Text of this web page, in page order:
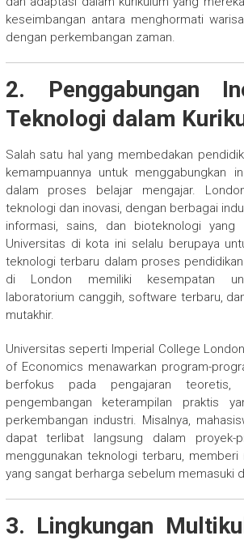
keseimbangan antara menghormati
dengan perkembangan zaman.
2. Penggabungan
Teknologi dalam
Salah satu hal yang membedakan
kemampuannya untuk menggabungkan
dalam proses belajar mengajar.
teknologi dan inovasi, dengan berbagai
informasi, sains, dan bioteknologi yang
Universitas di kota ini selalu berupaya
teknologi terbaru dalam proses
di London memiliki kesempatan
laboratorium canggih, software terbaru,
mutakhir.
Universitas seperti Imperial College
of Economics menawarkan program-
berfokus pada pengajaran
pengembangan keterampilan praktis
perkembangan industri. Misalnya,
dapat terlibat langsung dalam proyek-
menggunakan teknologi terbaru, memberi
yang sangat berharga sebelum memasuki
3. Lingkungan